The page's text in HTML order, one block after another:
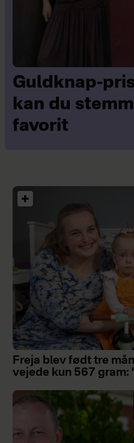
Guldknap-
kan du
favorit
Freja blev født tre
vejede kun 567 gram: